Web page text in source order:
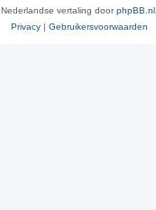
Nederlandse vertaling doorphpBB.nl
Privacy | Gebruikersvoorwaarden